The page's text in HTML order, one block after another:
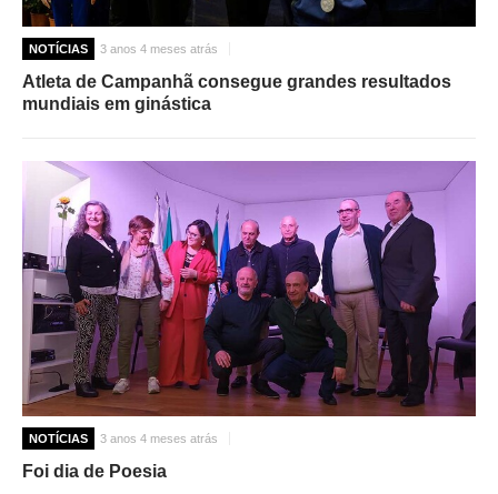
NOTÍCIAS 3 anos 4 meses atrás
Atleta de Campanhã consegue grandes resultados
mundiais em ginástica
NOTÍCIAS 3 anos 4 meses atrás
Foi dia de Poesia